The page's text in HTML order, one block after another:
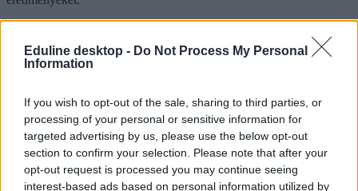
Eduline desktop - Do Not Process My Personal
Information
If you wish to opt-out of the sale, sharing to third parties, or
processing of your personal or sensitive information for
targeted advertising by us, please use the below opt-out
section to confirm your selection. Please note that after your
opt-out request is processed you may continue seeing
interest-based ads based on personal information utilized by